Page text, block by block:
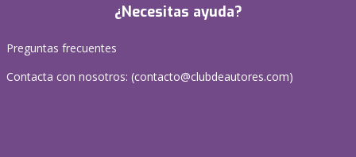
¿Necesitas ayuda?
Preguntas frecuentes
Contacta con nosotros: (contacto@clubdeautores.com)